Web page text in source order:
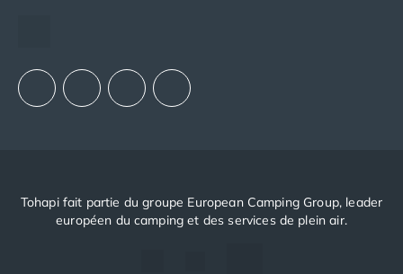
Tohapi fait partie du groupe European Camping Group, leader
européen du camping et des services de plein air.